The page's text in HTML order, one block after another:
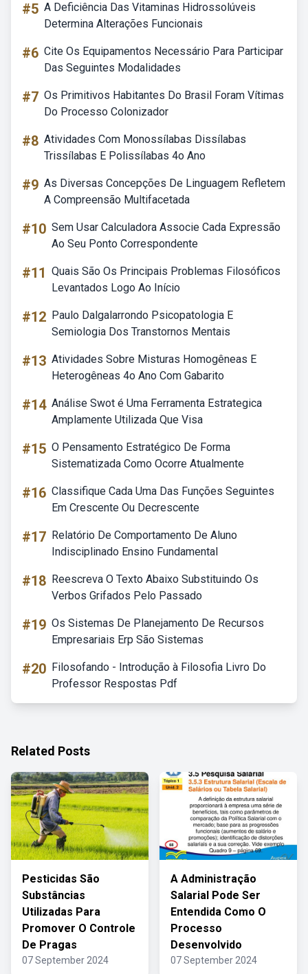
#5 A Deficiência Das Vitaminas Hidrossolúveis
Determina Alterações Funcionais
#6 Cite Os Equipamentos Necessário Para Participar
Das Seguintes Modalidades
#7 Os Primitivos Habitantes Do Brasil Foram Vítimas
Do Processo Colonizador
#8 Atividades Com Monossílabas Dissílabas
Trissílabas E Polissílabas 4o Ano
#9 As Diversas Concepções De Linguagem Refletem
A Compreensão Multifacetada
#10 Sem Usar Calculadora Associe Cada Expressão
Ao Seu Ponto Correspondente
#11 Quais São Os Principais Problemas Filosóficos
Levantados Logo Ao Início
#12 Paulo Dalgalarrondo Psicopatologia E
Semiologia Dos Transtornos Mentais
#13 Atividades Sobre Misturas Homogêneas E
Heterogêneas 4o Ano Com Gabarito
#14 Análise Swot é Uma Ferramenta Estrategica
Amplamente Utilizada Que Visa
#15 O Pensamento Estratégico De Forma
Sistematizada Como Ocorre Atualmente
#16 Classifique Cada Uma Das Funções Seguintes
Em Crescente Ou Decrescente
#17 Relatório De Comportamento De Aluno
Indisciplinado Ensino Fundamental
#18 Reescreva O Texto Abaixo Substituindo Os
Verbos Grifados Pelo Passado
#19 Os Sistemas De Planejamento De Recursos
Empresariais Erp São Sistemas
#20 Filosofando - Introdução à Filosofia Livro Do
Professor Respostas Pdf
Related Posts
Pesticidas São
Substâncias
Utilizadas Para
Promover O Controle
De Pragas
07 September 2024
A Administração
Salarial Pode Ser
Entendida Como O
Processo
Desenvolvido
07 September 2024